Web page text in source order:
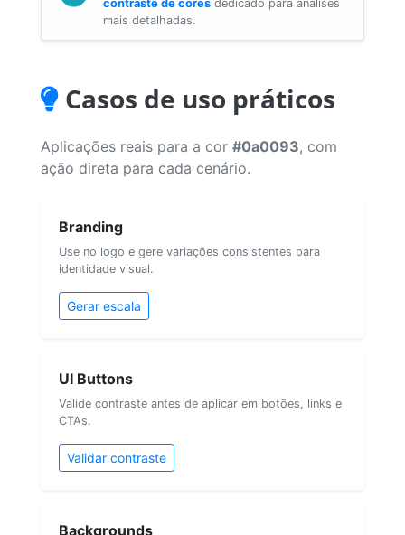
contraste de cores dedicado para análises
mais detalhadas.
Casos de uso práticos
Aplicações reais para a cor #0a0093, com
ação direta para cada cenário.
Branding
Use no logo e gere variações consistentes para
identidade visual.
Gerar escala
UI Buttons
Valide contraste antes de aplicar em botões, links e
CTAs.
Validar contraste
Backgrounds